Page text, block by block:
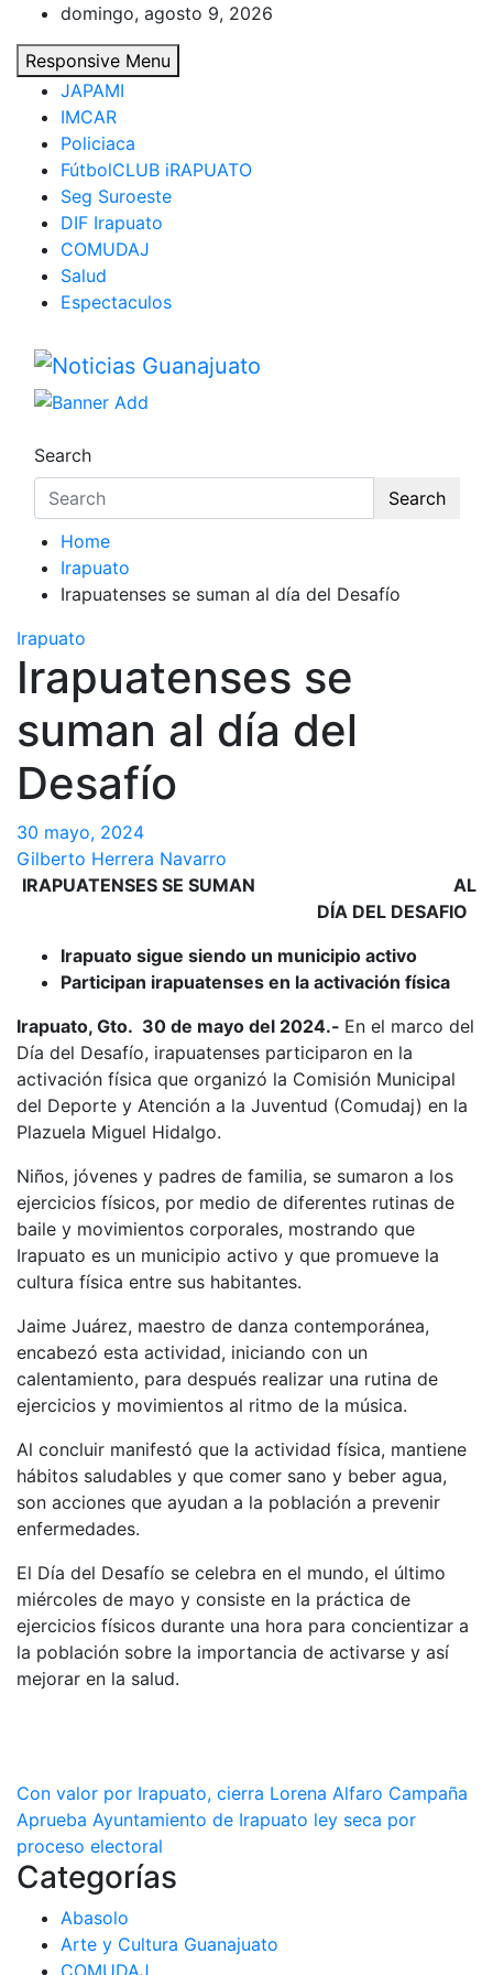
content
domingo, agosto 9, 2026
Responsive Menu
JAPAMI
IMCAR
Policiaca
FútbolCLUB iRAPUATO
Seg Suroeste
DIF Irapuato
COMUDAJ
Salud
Espectaculos
Noticias Guanajuato
Search
Search
Home
Irapuato
Irapuatenses se suman al día del Desafío
Irapuato
Irapuatenses se
suman al día del
Desafío
30 mayo, 2024
Gilberto Herrera Navarro
IRAPUATENSES SE SUMAN AL
DÍA DEL DESAFIO
Irapuato sigue siendo un municipio activo
Participan irapuatenses en la activación física
Irapuato, Gto. 30 de mayo del 2024.- En el marco del
Día del Desafío, irapuatenses participaron en la
activación física que organizó la Comisión Municipal
del Deporte y Atención a la Juventud (Comudaj) en la
Plazuela Miguel Hidalgo.
Niños, jóvenes y padres de familia, se sumaron a los
ejercicios físicos, por medio de diferentes rutinas de
baile y movimientos corporales, mostrando que
Irapuato es un municipio activo y que promueve la
cultura física entre sus habitantes.
Jaime Juárez, maestro de danza contemporánea,
encabezó esta actividad, iniciando con un
calentamiento, para después realizar una rutina de
ejercicios y movimientos al ritmo de la música.
Al concluir manifestó que la actividad física, mantiene
hábitos saludables y que comer sano y beber agua,
son acciones que ayudan a la población a prevenir
enfermedades.
El Día del Desafío se celebra en el mundo, el último
miércoles de mayo y consiste en la práctica de
ejercicios físicos durante una hora para concientizar a
la población sobre la importancia de activarse y así
mejorar en la salud.
Navegación
de
entradas
Con valor por Irapuato, cierra Lorena Alfaro Campaña
Aprueba Ayuntamiento de Irapuato ley seca por
proceso electoral
Categorías
Abasolo
Arte y Cultura Guanajuato